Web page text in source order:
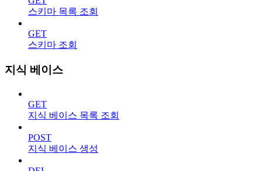
스키마 목록 조회
GET
스키마 조회
지식 베이스
GET
지식 베이스 목록 조회
POST
지식 베이스 생성